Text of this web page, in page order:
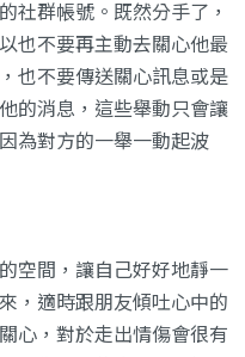
社群帳號。既然分手了，
也不要再主動去關心他最
也不要傳送關心訊息或是
的消息，這些舉動只會讓
為對方的一舉一動起波
空間，讓自己好好地靜一
，適時跟朋友傾吐心中的
心，對於走出情傷會很有